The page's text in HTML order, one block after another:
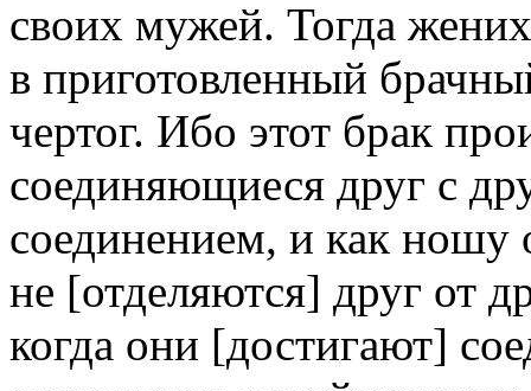
своих мужей. Тогда
в приготовленный
чертог. Ибо этот брак
соединяющиеся друг с
соединением, и как ношу
не [отделяются] друг от
когда они [достигают]